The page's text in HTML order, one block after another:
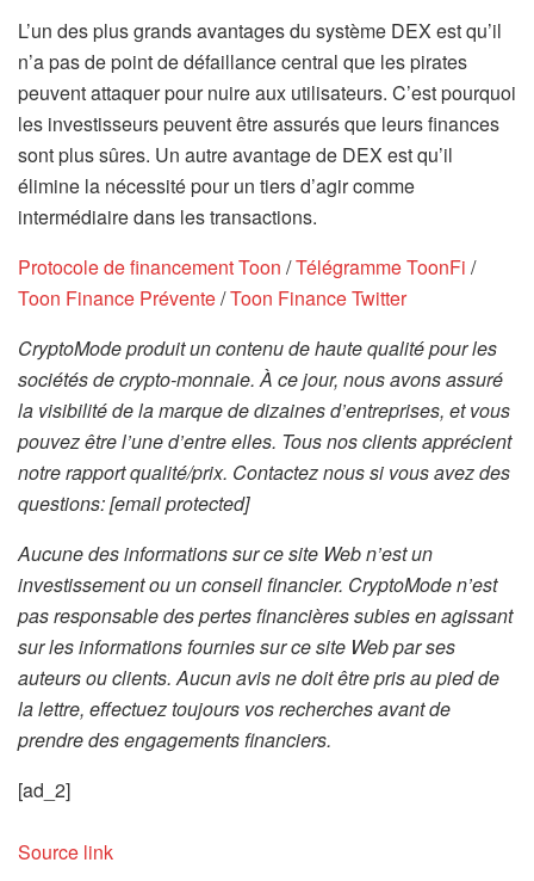
L’un des plus grands avantages du système DEX est qu’il
n’a pas de point de défaillance central que les pirates
peuvent attaquer pour nuire aux utilisateurs. C’est pourquoi
les investisseurs peuvent être assurés que leurs finances
sont plus sûres. Un autre avantage de DEX est qu’il
élimine la nécessité pour un tiers d’agir comme
intermédiaire dans les transactions.
Protocole de financement Toon /Télégramme ToonFi /
Toon Finance Prévente/Toon Finance Twitter
CryptoMode produit un contenu de haute qualité pour les
sociétés de crypto-monnaie. À ce jour, nous avons assuré
la visibilité de la marque de dizaines d’entreprises, et vous
pouvez être l’une d’entre elles. Tous nos clients apprécient
notre rapport qualité/prix. Contactez nous si vous avez des
questions:[email protected]
Aucune des informations sur ce site Web n’est un
investissement ou un conseil financier. CryptoMode n’est
pas responsable des pertes financières subies en agissant
sur les informations fournies sur ce site Web par ses
auteurs ou clients. Aucun avis ne doit être pris au pied de
la lettre, effectuez toujours vos recherches avant de
prendre des engagements financiers.
[ad_2]
Source link